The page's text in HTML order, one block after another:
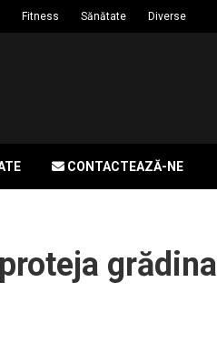
Fitness Sănătate Diverse
CONTACTEAZĂ-NE
grădina